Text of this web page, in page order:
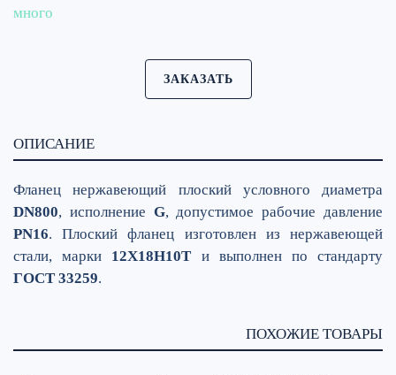
много
ЗАКАЗАТЬ
ОПИСАНИЕ
Фланец нержавеющий плоский условного диаметра
DN800, исполнение G, допустимое рабочие давление
PN16. Плоский фланец изготовлен из нержавеющей
стали, марки 12Х18Н10Т и выполнен по стандарту
ГОСТ 33259.
ПОХОЖИЕ ТОВАРЫ